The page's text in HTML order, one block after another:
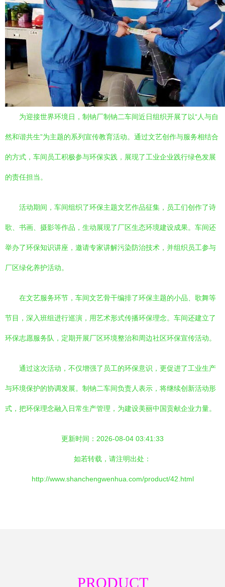
为迎接世界环境日，制钠厂制钠二车间近日组织开展了以“人与自
然和谐共生”为主题的系列宣传教育活动。通过文艺创作与服务相结合
的方式，车间员工积极参与环保实践，展现了工业企业践行绿色发展
的责任担当。
活动期间，车间组织了环保主题文艺作品征集，员工们创作了诗
歌、书画、摄影等作品，生动展现了厂区生态环境建设成果。车间还
举办了环保知识讲座，邀请专家讲解污染防治技术，并组织员工参与
厂区绿化养护活动。
在文艺服务环节，车间文艺骨干编排了环保主题的小品、歌舞等
节目，深入班组进行巡演，用艺术形式传播环保理念。车间还建立了
环保志愿服务队，定期开展厂区环境整治和周边社区环保宣传活动。
通过这次活动，不仅增强了员工的环保意识，更促进了工业生产
与环境保护的协调发展。制钠二车间负责人表示，将继续创新活动形
式，把环保理念融入日常生产管理，为建设美丽中国贡献企业力量。
更新时间：2026-08-04 03:41:33
如若转载，请注明出处：
http://www.shanchengwenhua.com/product/42.html
PRODUCT